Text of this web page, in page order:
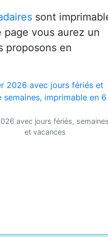
sont
vous aurez un
proposons en
avec jours fériés,
et vacances